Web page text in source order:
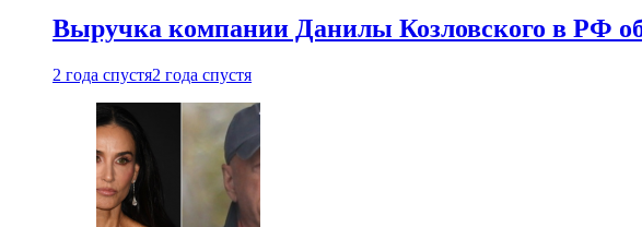
Выручка компании Данилы Козловского в РФ
2 года спустя2 года спустя